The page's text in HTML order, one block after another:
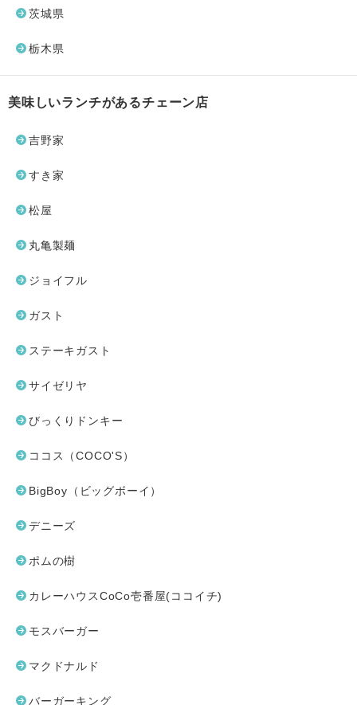
茨城県
栃木県
美味しいランチがあるチェーン店
吉野家
すき家
松屋
丸亀製麺
ジョイフル
ガスト
ステーキガスト
サイゼリヤ
びっくりドンキー
ココス（COCO'S）
BigBoy（ビッグボーイ）
デニーズ
ポムの樹
カレーハウスCoCo壱番屋(ココイチ)
モスバーガー
マクドナルド
バーガーキング